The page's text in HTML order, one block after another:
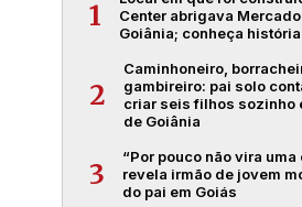
1
Center abrigava
Goiânia; conheça história
2
Caminhoneiro,
gambireiro: pai solo
criar seis filhos sozinho
de Goiânia
3
“Por pouco não vira uma
revela irmão de jovem
do pai em Goiás